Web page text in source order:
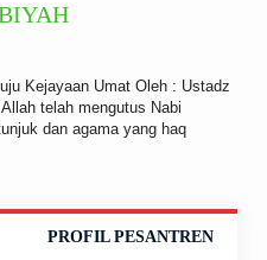
Kejayaan Umat Oleh : Ustadz
telah mengutus Nabi
dan agama yang haq
PROFIL PESANTREN